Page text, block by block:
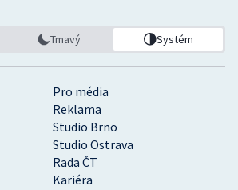
Pro média
Reklama
Studio Brno
Studio Ostrava
Rada ČT
Kariéra
Tmavý Systém